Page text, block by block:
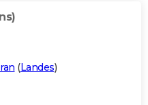
(Landes)